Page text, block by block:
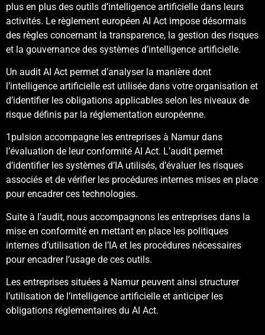
plus en plus des outils d’intelligence artificielle dans leurs
activités. Le règlement européen AI Act impose désormais
des règles concernant la transparence, la gestion des risques
et la gouvernance des systèmes d’intelligence artificielle.
Un audit AI Act permet d’analyser la manière dont
l’intelligence artificielle est utilisée dans votre organisation et
d’identifier les obligations applicables selon les niveaux de
risque définis par la réglementation européenne.
1pulsion accompagne les entreprises à Namur dans
l’évaluation de leur conformité AI Act. L’audit permet
d’identifier les systèmes d’IA utilisés, d’évaluer les risques
associés et de vérifier les procédures internes mises en place
pour encadrer ces technologies.
Suite à l’audit, nous accompagnons les entreprises dans la
mise en conformité en mettant en place les politiques
internes d’utilisation de l’IA et les procédures nécessaires
pour encadrer l’usage de ces outils.
Les entreprises situées à Namur peuvent ainsi structurer
l’utilisation de l’intelligence artificielle et anticiper les
obligations réglementaires du AI Act.